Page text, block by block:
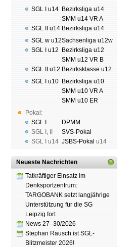
SGL I u14
SGL II u14
SGL w u12
SGL I u12
SGL II u12
SGL I u10
Pokal:
SGL I
SGL I ,
SGL I
u14
Bezirksliga u14
SMM u14 VR A
Bezirksliga u14
Sachsenliga u12w
Bezirksliga u12
SMM u12 VR B
Bezirksklasse u12
Bezirksliga u10
SMM u10 VR A
SMM u10 ER
DPMM
SVS-Pokal
JSBS-Pokal u14
Neueste Nachrichten
Tatkräftiger Einsatz im
Denksportzentrum:
TARGOBANK setzt langjährige
Unterstützung für die SG
Leipzig fort
News 27–30/2026
Stephan Rausch ist SGL-
Blitzmeister 2026!